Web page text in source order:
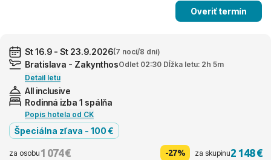
Overiť termín
St 16.9 - St 23.9.2026(7 nocí/8 dní)
Bratislava - ZakynthosOdlet 02:30 Dĺžka letu: 2h 5m
Detail letu
All inclusive
Rodinná izba 1 spálňa
Popis hotela od CK
Špeciálna zľava - 100 €
za osobu 1 074 € -27% za skupinu2 148 €